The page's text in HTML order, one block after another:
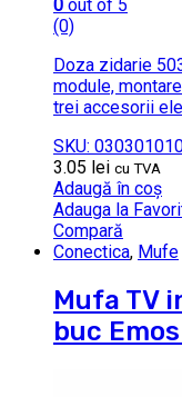
0 out of 5
(0)
Doza zidarie
module,
trei accesorii
SKU:
3.05 lei cu TVA
Adaugă în coș
Adauga la
Compară
Conectica, Mufe
Mufa TV
buc